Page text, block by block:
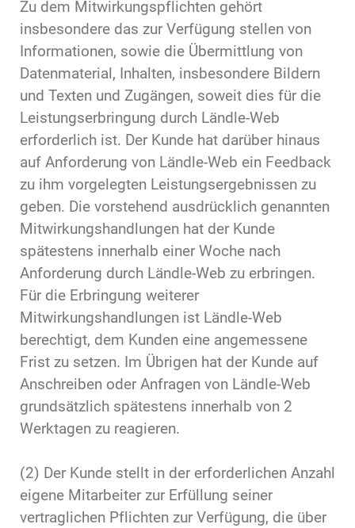
Zu dem Mitwirkungspflichten gehört
insbesondere das zur Verfügung stellen von
Informationen, sowie die Übermittlung von
Datenmaterial, Inhalten, insbesondere Bildern
und Texten und Zugängen, soweit dies für die
Leistungserbringung durch Ländle-Web
erforderlich ist. Der Kunde hat darüber hinaus
auf Anforderung von Ländle-Web ein Feedback
zu ihm vorgelegten Leistungsergebnissen zu
geben. Die vorstehend ausdrücklich genannten
Mitwirkungshandlungen hat der Kunde
spätestens innerhalb einer Woche nach
Anforderung durch Ländle-Web zu erbringen.
Für die Erbringung weiterer
Mitwirkungshandlungen ist Ländle-Web
berechtigt, dem Kunden eine angemessene
Frist zu setzen. Im Übrigen hat der Kunde auf
Anschreiben oder Anfragen von Ländle-Web
grundsätzlich spätestens innerhalb von 2
Werktagen zu reagieren.
(2) Der Kunde stellt in der erforderlichen Anzahl
eigene Mitarbeiter zur Erfüllung seiner
vertraglichen Pflichten zur Verfügung, die über